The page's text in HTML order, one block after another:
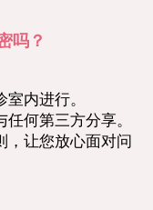
吗？
内进行。
何第三方分享。
，让您放心面对问